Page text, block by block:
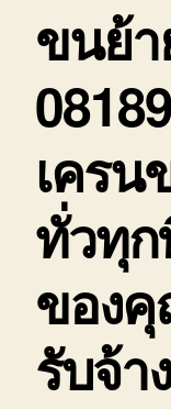
ขนย้า
เครน
ทั่วทุ
ของคุ
รับจ้า